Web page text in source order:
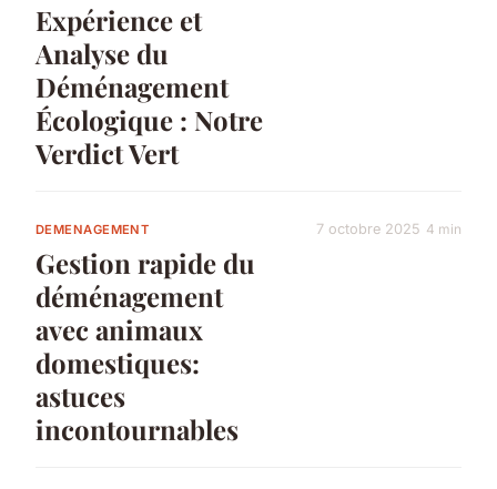
Expérience et
Analyse du
Déménagement
Écologique : Notre
Verdict Vert
DEMENAGEMENT
Gestion rapide du
déménagement
avec animaux
domestiques:
astuces
incontournables
7 octobre 2025 4 min